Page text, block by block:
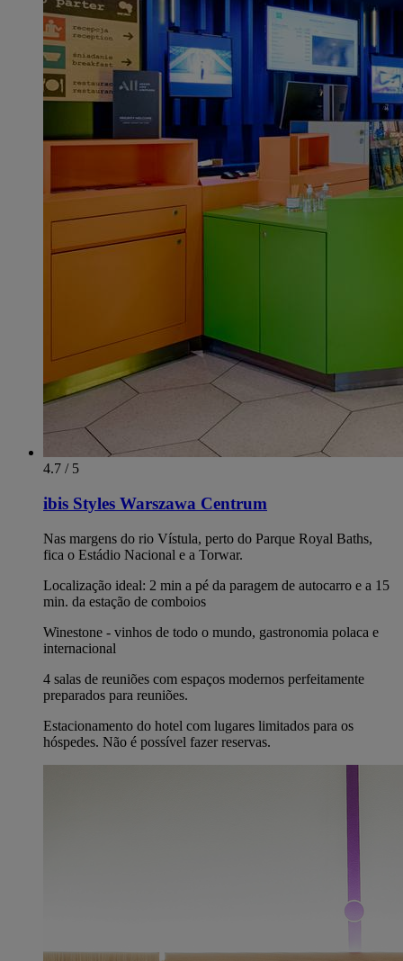
4.7 / 5
ibis Styles Warszawa Centrum
Nas margens do rio Vístula, perto do Parque Royal Baths,
fica o Estádio Nacional e a Torwar.
Localização ideal: 2 min a pé da paragem de autocarro e a 15
min. da estação de comboios
Winestone - vinhos de todo o mundo, gastronomia polaca e
internacional
4 salas de reuniões com espaços modernos perfeitamente
preparados para reuniões.
Estacionamento do hotel com lugares limitados para os
hóspedes. Não é possível fazer reservas.